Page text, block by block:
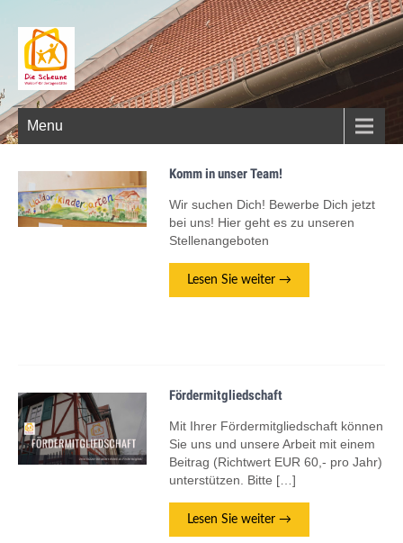
Menu
Komm in unser Team!
Wir suchen Dich! Bewerbe Dich jetzt
bei uns! Hier geht es zu unseren
Stellenangeboten
Lesen Sie weiter →
Fördermitgliedschaft
Mit Ihrer Fördermitgliedschaft können
Sie uns und unsere Arbeit mit einem
Beitrag (Richtwert EUR 60,- pro Jahr)
unterstützen. Bitte […]
Lesen Sie weiter →